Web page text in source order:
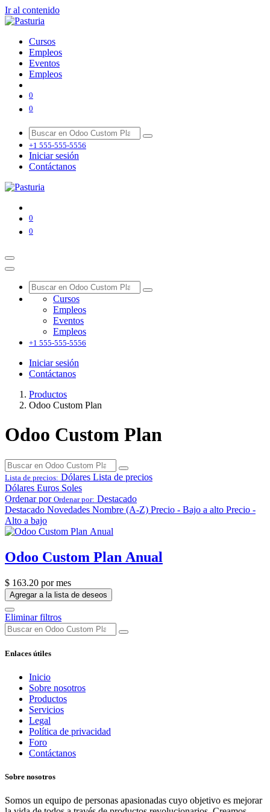
Ir al contenido
Cursos
Empleos
Eventos
Empleos
0
0
+1 555-555-5556
Iniciar sesión
Contáctanos
0
0
Cursos
Empleos
Eventos
Empleos
+1 555-555-5556
Iniciar sesión
Contáctanos
Productos
Odoo Custom Plan
Odoo Custom Plan
Lista de precios: Dólares Lista de precios
Dólares Euros Soles
Ordenar por Ordenar por: Destacado
Destacado Novedades Nombre (A-Z) Precio - Bajo a alto Precio -
Alto a bajo
Odoo Custom Plan Anual
$ 163.20 por mes
Agregar a la lista de deseos
Eliminar filtros
Enlaces útiles
Inicio
Sobre nosotros
Productos
Servicios
Legal
Política de privacidad
Foro
Contáctanos
Sobre nosotros
Somos un equipo de personas apasionadas cuyo objetivo es mejorar